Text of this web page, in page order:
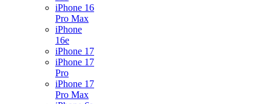
iPhone 16
Pro Max
iPhone
16e
iPhone 17
iPhone 17
Pro
iPhone 17
Pro Max